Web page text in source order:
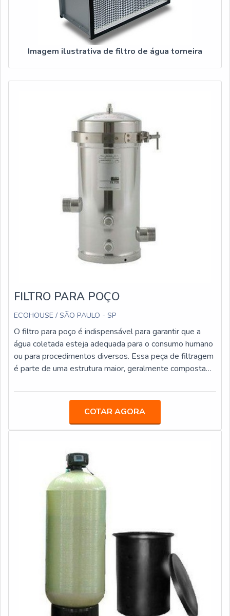
Imagem ilustrativa de filtro de água torneira
FILTRO PARA POÇO
ECOHOUSE / SÃO PAULO - SP
O filtro para poço é indispensável para garantir que a
água coletada esteja adequada para o consumo humano
ou para procedimentos diversos. Essa peça de filtragem
é parte de uma estrutura maior, geralmente composta
filtração particulada da água.O PRODUTO GARANTE
variam de acordo com a necessidade e emprego de cada
situação, a exemplo do filtro retrolavável e o filtro
inúmeras versões e tamanhos, bem como materiais que
compõem a suas estruturas, como: Aço inox; Plástico;
Resina e Fibra de vidro.Todas as versões do filtro
garantem a remoção completa de partículas que estejam
em suspensão na água, sejam aparentes ou invisíveis,
bem como de substâncias que tornam a aparência da
água leitosa e demais prejuízos em sua coloração, que
não apenas fazem com que ela esteja imprópria para o
consumo, mas também são responsáveis por sérios
problemas hidráulicos, como a incrustação, corrosão e
entupimento de registros, tubulações e válvulas.Os
filtros aplicados em poços artesianos ou semi-
artesianos são disponibilizados em versões manuais ou
COTAR AGORA